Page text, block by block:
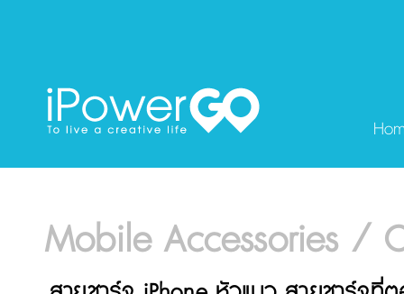
Mobile Accessories /